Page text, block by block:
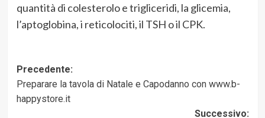
quantità di colesterolo e trigliceridi, la glicemia,
l’aptoglobina, i reticolociti, il TSH o il CPK.
Navigazione
articolo
Precedente:
Preparare la tavola di Natale e Capodanno con www.b-
happystore.it
Successivo: